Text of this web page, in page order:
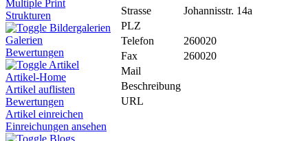
Multiple Print
Strukturen
Bildergalerien
Galerien
Bewertungen
Artikel
Artikel-Home
Artikel auflisten
Bewertungen
Artikel einreichen
Einreichungen ansehen
Strasse
Johannisstr. 14a
PLZ
Telefon
260020
Fax
260020
Mail
Beschreibung
URL